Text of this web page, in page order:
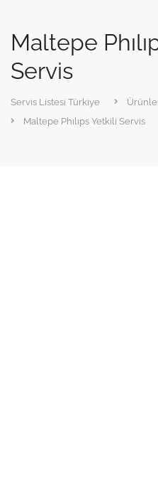
Maltepe
Servis
Servis Listesi Türkiye
Maltepe Phılıps Yetkili Servis